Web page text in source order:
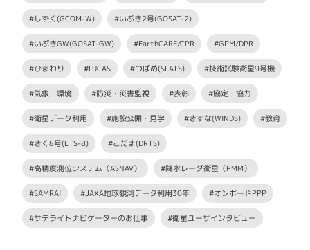
#しずく(GCOM-W) #いぶき2号(GOSAT-2)
#いぶきGW(GOSAT-GW) #EarthCARE/CPR #GPM/DPR
#ひまわり #LUCAS #つばめ(SLATS) #技術試験衛星9号機
#気象・環境 #防災・災害監視 #表彰 #協定・協力
#衛星データ利用 #施設公開・見学 #きずな(WINDS) #教育
#きく8号(ETS-8) #こだま(DRTS)
#高精度測位システム（ASNAV） #降水レーダ衛星（PMM）
#SAMRAI #JAXA地球観測データ利用30年 #オンボードPPP
#サテライトナビゲーターのお仕事 #衛星ユーザインタビュー